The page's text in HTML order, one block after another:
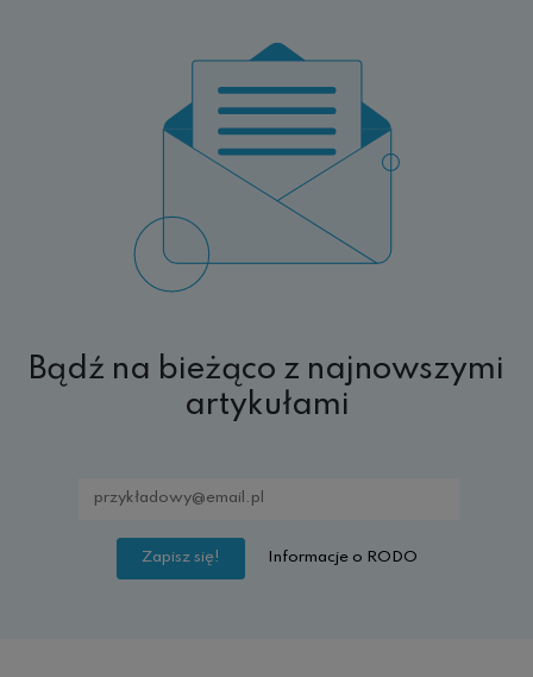
Bądź na bieżąco z najnowszymi
artykułami
Informacje o RODO